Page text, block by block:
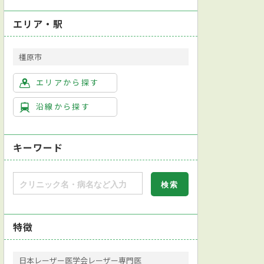
エリア・駅
橿原市
エリアから探す
沿線から探す
キーワード
特徴
日本レーザー医学会レーザー専門医